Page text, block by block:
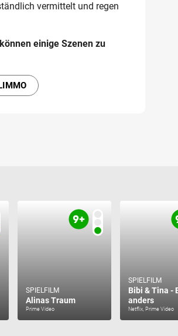
vermittelt und regen
einige Szenen zu
SPIELFILM
Alinas Traum
Prime Video
SPIELFILM
Bibi & Tina -
anders
Netflix, Prime Video